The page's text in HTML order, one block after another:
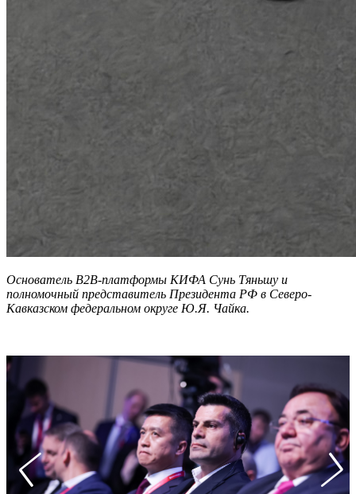
Основатель B2B-платформы КИФА Сунь Тяньшу и
полномочный представитель Президента РФ в Северо-
Кавказском федеральном округе Ю.Я. Чайка.